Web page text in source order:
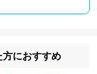
方におすすめ